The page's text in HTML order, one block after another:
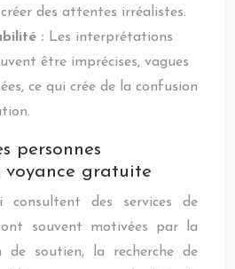
des attentes irréalistes.
: Les interprétations
être imprécises, vagues
ce qui crée de la confusion
personnes
voyance gratuite
consultent des services de
souvent motivées par la
de soutien, la recherche de